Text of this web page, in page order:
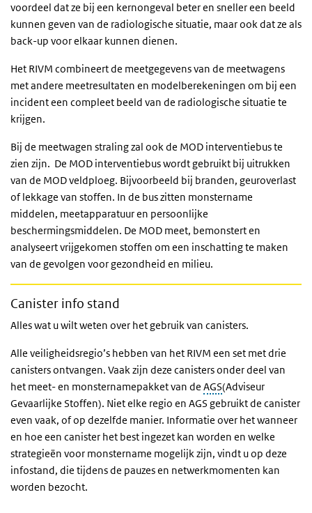
voordeel dat ze bij een kernongeval beter en sneller een beeld
kunnen geven van de radiologische situatie, maar ook dat ze als
back-up voor elkaar kunnen dienen.
Het RIVM combineert de meetgegevens van de meetwagens
met andere meetresultaten en modelberekeningen om bij een
incident een compleet beeld van de radiologische situatie te
krijgen.
Bij de meetwagen straling zal ook de MOD interventiebus te
zien zijn. De MOD interventiebus wordt gebruikt bij uitrukken
van de MOD veldploeg. Bijvoorbeeld bij branden, geuroverlast
of lekkage van stoffen. In de bus zitten monstername
middelen, meetapparatuur en persoonlijke
beschermingsmiddelen. De MOD meet, bemonstert en
analyseert vrijgekomen stoffen om een inschatting te maken
van de gevolgen voor gezondheid en milieu.
Canister info stand
Alles wat u wilt weten over het gebruik van canisters.
Alle veiligheidsregio’s hebben van het RIVM een set met drie
canisters ontvangen. Vaak zijn deze canisters onder deel van
het meet- en monsternamepakket van de AGS(Adviseur
Gevaarlijke Stoffen). Niet elke regio en AGS gebruikt de canister
even vaak, of op dezelfde manier. Informatie over het wanneer
en hoe een canister het best ingezet kan worden en welke
strategieën voor monstername mogelijk zijn, vindt u op deze
infostand, die tijdens de pauzes en netwerkmomenten kan
worden bezocht.